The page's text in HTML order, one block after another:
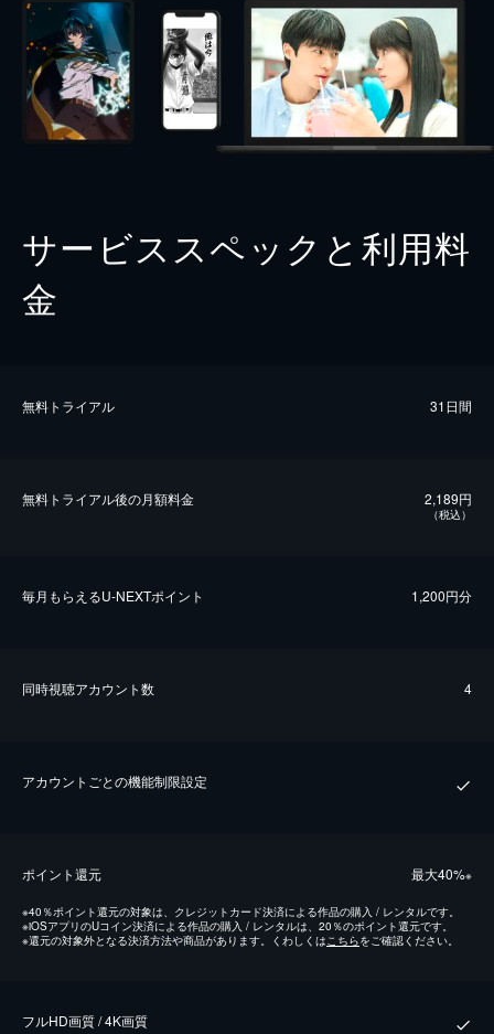
サービススペックと利用料
金
無料トライアル 31日間
無料トライアル後の⽉額料金 2,189円
（税込）
毎⽉もらえるU-NEXTポイント 1,200円分
同時視聴アカウント数 4
アカウントごとの機能制限設定
ポイント還元 最⼤40%※
※40％ポイント還元の対象は、クレジットカード決済による作品の購入 / レンタルです。
※iOSアプリのUコイン決済による作品の購入 / レンタルは、20％のポイント還元です。
※還元の対象外となる決済方法や商品があります。くわしくはこちらをご確認ください。
フルHD画質 / 4K画質